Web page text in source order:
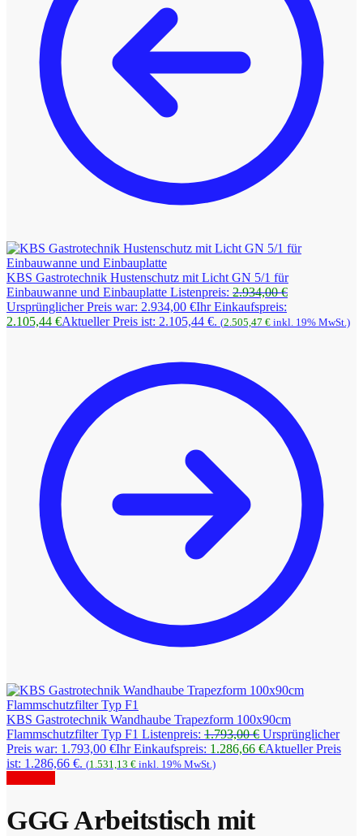
KBS Gastrotechnik Hustenschutz mit Licht GN 5/1 für
Einbauwanne und Einbauplatte Listenpreis: 2.934,00€
Ursprünglicher Preis war: 2.934,00 €Ihr Einkaufspreis:
2.105,44 €Aktueller Preis ist: 2.105,44 €. (2.505,47 € inkl. 19% MwSt.)
KBS Gastrotechnik Wandhaube Trapezform 100x90cm
Flammschutzfilter Typ F1 Listenpreis: 1.793,00€ Ursprünglicher
Preis war: 1.793,00 €Ihr Einkaufspreis: 1.286,66 €Aktueller Preis
ist: 1.286,66 €. (1.531,13 € inkl. 19% MwSt.)
GGG Arbeitstisch mit